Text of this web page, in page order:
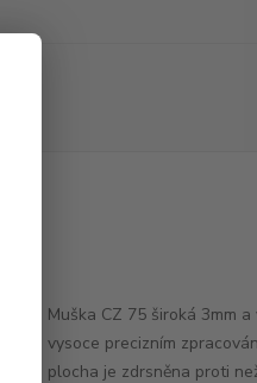
Muška CZ 75 široká 3mm
vysoce precizním
plocha je zdrsněna proti